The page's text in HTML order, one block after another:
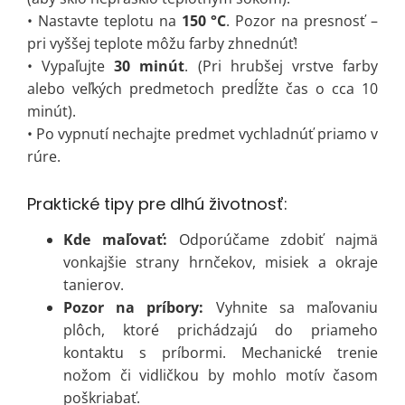
• Nastavte teplotu na 150 °C. Pozor na presnosť –
pri vyššej teplote môžu farby zhnednúť!
• Vypaľujte30 minút. (Pri hrubšej vrstve farby
alebo veľkých predmetoch predĺžte čas o cca 10
minút).
• Po vypnutí nechajte predmet vychladnúť priamo v
rúre.
Praktické tipy pre dlhú životnosť:
Kde maľovať: Odporúčame zdobiť najmä
vonkajšie strany hrnčekov, misiek a okraje
tanierov.
Pozor na príbory: Vyhnite sa maľovaniu
plôch, ktoré prichádzajú do priameho
kontaktu s príbormi. Mechanické trenie
nožom či vidličkou by mohlo motív časom
poškriabať.